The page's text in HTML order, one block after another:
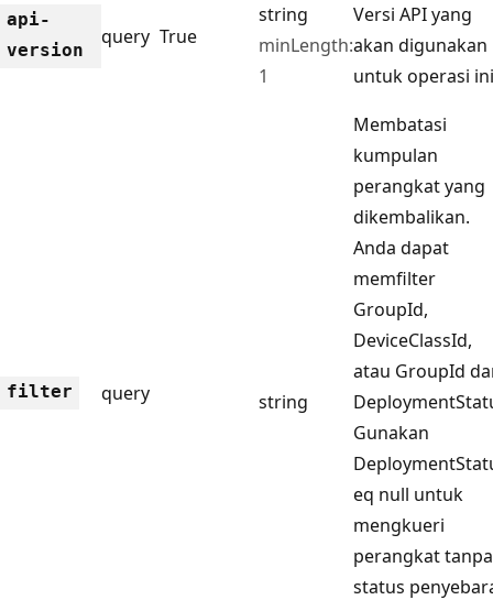
api-
version
query True
string
minLength:
1
Versi API yang
akan digunakan
untuk operasi
filter query string
Membatasi
kumpulan
perangkat yang
dikembalikan.
Anda dapat
memfilter
GroupId,
DeviceClassId,
atau GroupId
Gunakan
eq null untuk
mengkueri
perangkat tanpa
status